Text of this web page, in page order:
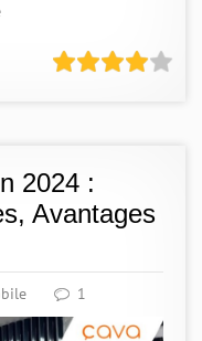
2024 :
Avantages
1